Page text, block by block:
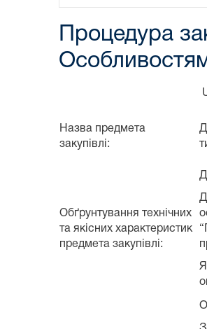
Процедура
Назва предмета
закупівлі:
Обґрунтування технічних
та якісних характеристик
предмета закупівлі: